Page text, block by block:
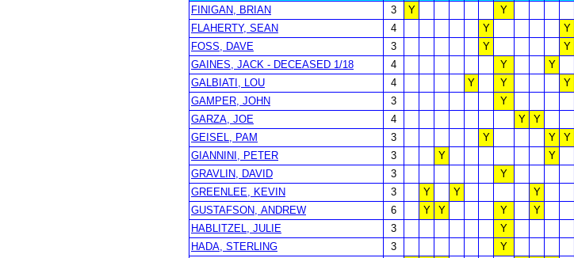
FINIGAN, BRIAN
3 Y Y
FLAHERTY, SEAN
4 Y Y
FOSS, DAVE
3 Y Y
GAINES, JACK - DECEASED 1/18
4 Y Y
GALBIATI, LOU
4 Y Y Y
GAMPER, JOHN
3 Y
GARZA, JOE
4 Y Y
GEISEL, PAM
3 Y Y Y
GIANNINI, PETER
3 Y Y
GRAVLIN, DAVID
3 Y
GREENLEE, KEVIN
3 Y Y Y
GUSTAFSON, ANDREW
6 Y Y Y Y
HABLITZEL, JULIE
3 Y
HADA, STERLING
3 Y